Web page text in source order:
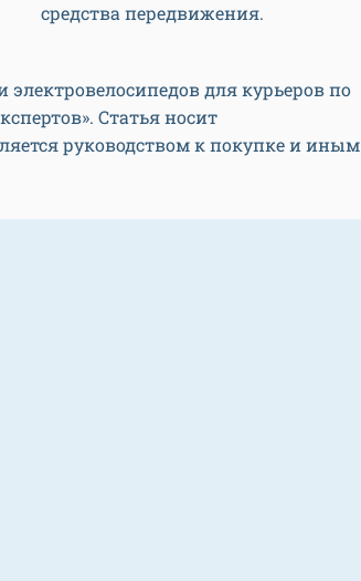
средства передвижения.
для курьеров по
Статья носит
руководством к покупке и иным